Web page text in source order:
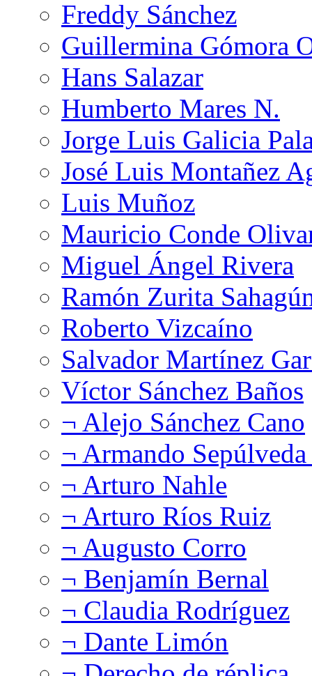
Freddy Sánchez
Guillermina Gómora
Hans Salazar
Humberto Mares N.
Jorge Luis Galicia
José Luis Montañez
Luis Muñoz
Mauricio Conde
Miguel Ángel Rivera
Ramón Zurita
Roberto Vizcaíno
Salvador Martínez
Víctor Sánchez Baños
¬ Alejo Sánchez Cano
¬ Armando
¬ Arturo Nahle
¬ Arturo Ríos Ruiz
¬ Augusto Corro
¬ Benjamín Bernal
¬ Claudia Rodríguez
¬ Dante Limón